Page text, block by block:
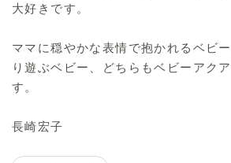
大好きです。
ママに穏やかな表情で抱かれるベビ
り遊ぶベビー、どちらもベビーアク
す。
長崎宏子